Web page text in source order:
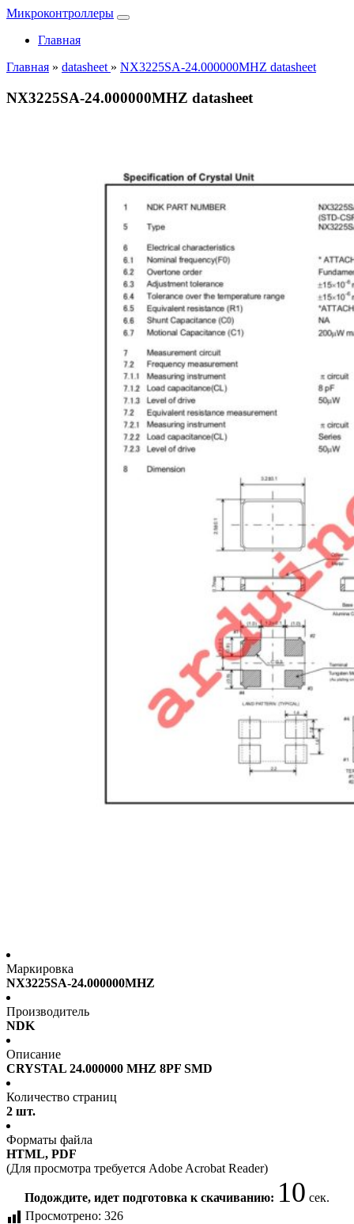
Микроконтроллеры
Главная
Главная » datasheet » NX3225SA-24.000000MHZ datasheet
NX3225SA-24.000000MHZ datasheet
Маркировка
NX3225SA-24.000000MHZ
Производитель
NDK
Описание
CRYSTAL 24.000000 MHZ 8PF SMD
Количество страниц
2 шт.
Форматы файла
HTML, PDF
(Для просмотра требуется Adobe Acrobat Reader)
Подождите, идет подготовка к скачиванию: 10 сек.
Просмотрено: 326